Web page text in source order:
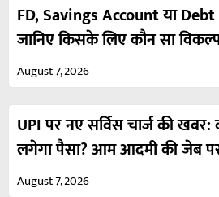
FD, Savings Account या
जानिए किसके लिए कौन सा
August 7, 2026
UPI पर नए सर्विस चार्ज की
लगेगा पैसा? आम आदमी की जेब
August 7, 2026